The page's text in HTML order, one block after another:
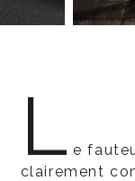
L e
clairement